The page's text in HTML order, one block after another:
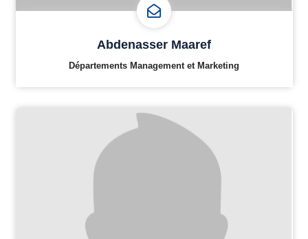
Abdenasser Maaref
Départements Management et Marketing